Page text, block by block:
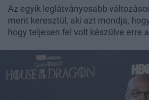
Az egyik leglátványosabb
ment keresztül, aki azt mondja,
hogy teljesen fel volt készülve erre